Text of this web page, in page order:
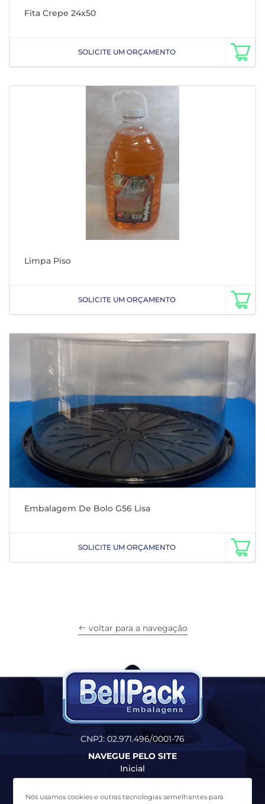
Nós usamos cookies e outras tecnologias semelhantes para
Fita Crepe 24x50
SOLICITE UM ORÇAMENTO
Limpa Piso
SOLICITE UM ORÇAMENTO
Embalagem De Bolo G56 Lisa
SOLICITE UM ORÇAMENTO
voltar para a navegação
CNPJ: 02.971.496/0001-76
NAVEGUE PELO SITE
Inicial
Produtos
Quem Somos